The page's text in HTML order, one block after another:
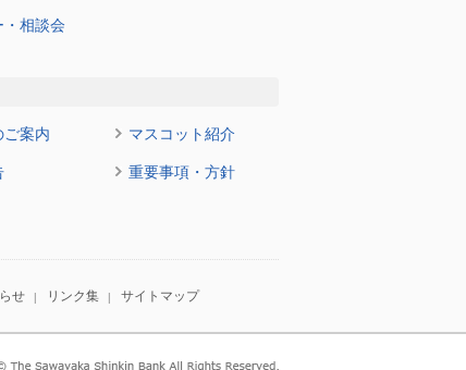
・相談会
ご案内 マスコット紹介
重要事項・方針
せ リンク集 サイトマップ